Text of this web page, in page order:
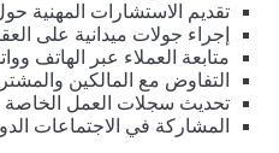
تقديم الاستشارات المهنية
إجراء جولات ميدانية على
متابعة العملاء عبر الهاتف
التفاوض مع المالكين
تحديث سجلات العمل
المشاركة في الاجتماعات